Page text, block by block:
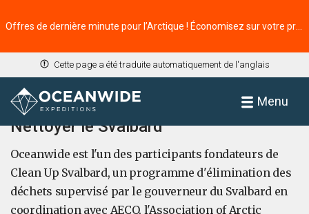
Cette page a été traduite automatiquement de l'anglais
Menu
Accueil
Nettoyer le Svalbard
Oceanwide est l'un des participants fondateurs de
Clean Up Svalbard, un programme d'élimination des
déchets supervisé par le gouverneur du Svalbard en
coordination avec AECO, l'Association of Arctic